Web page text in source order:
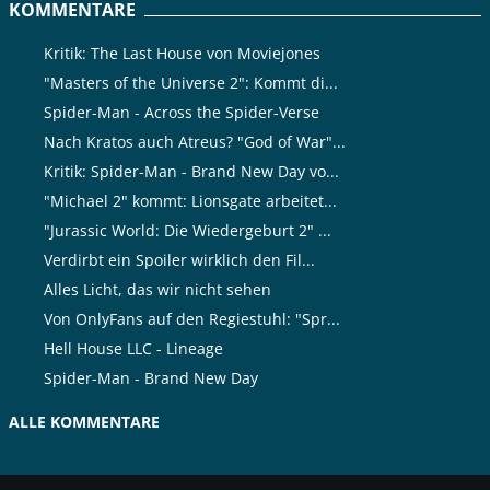
KOMMENTARE
Kritik: The Last House von Moviejones
"Masters of the Universe 2": Kommt di...
Spider-Man - Across the Spider-Verse
Nach Kratos auch Atreus? "God of War"...
Kritik: Spider-Man - Brand New Day vo...
"Michael 2" kommt: Lionsgate arbeitet...
"Jurassic World: Die Wiedergeburt 2" ...
Verdirbt ein Spoiler wirklich den Fil...
Alles Licht, das wir nicht sehen
Von OnlyFans auf den Regiestuhl: "Spr...
Hell House LLC - Lineage
Spider-Man - Brand New Day
ALLE KOMMENTARE